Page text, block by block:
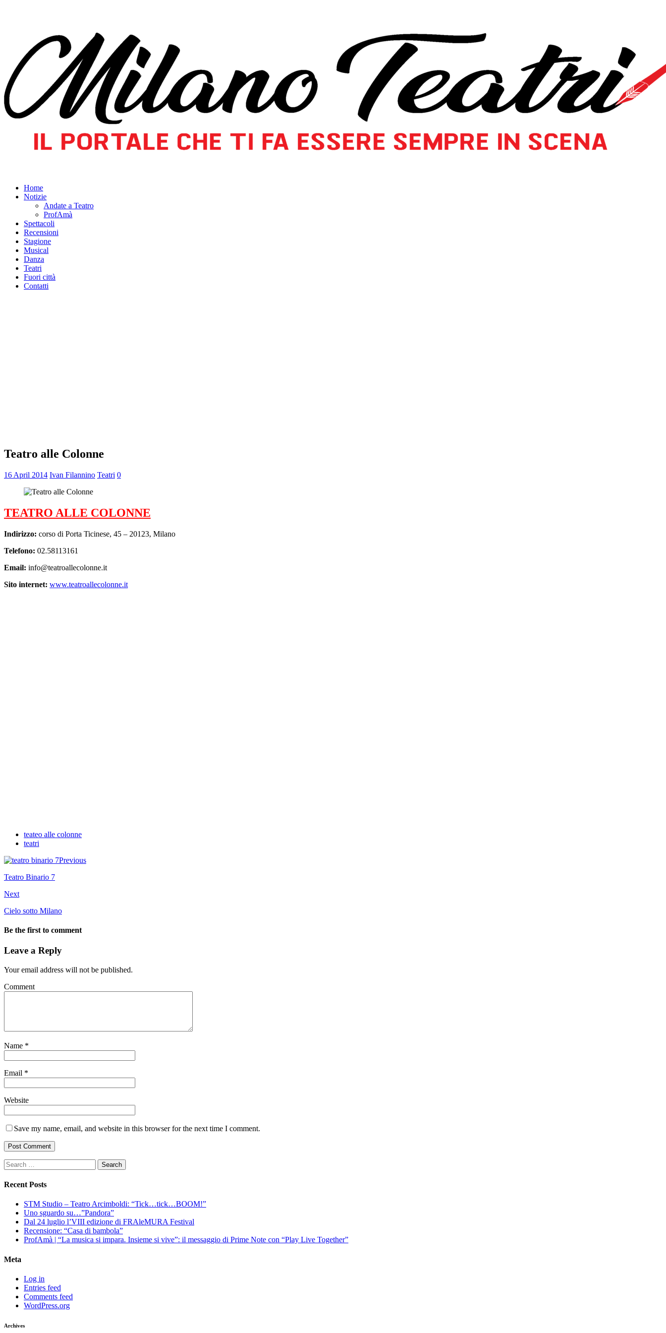
Home
Notizie
Andate a Teatro
ProfAmà
Spettacoli
Recensioni
Stagione
Musical
Danza
Teatri
Fuori città
Contatti
Teatro alle Colonne
16 April 2014 Ivan Filannino Teatri 0
TEATRO ALLE COLONNE
Indirizzo: corso di Porta Ticinese, 45 – 20123, Milano
Telefono: 02.58113161
Email: info@teatroallecolonne.it
Sito internet: www.teatroallecolonne.it
teateo alle colonne
teatri
Previous
Teatro Binario 7
Next
Cielo sotto Milano
Be the first to comment
Leave a Reply
Your email address will not be published.
Comment
Name *
Email *
Website
Save my name, email, and website in this browser for the next time I comment.
Search
for:
Recent Posts
STM Studio – Teatro Arcimboldi: “Tick…tick…BOOM!”
Uno sguardo su…”Pandora”
Dal 24 luglio l’VIII edizione di FRAleMURA Festival
Recensione: “Casa di bambola”
ProfAmà | “La musica si impara. Insieme si vive”: il messaggio di Prime Note con “Play Live Together”
Meta
Log in
Entries feed
Comments feed
WordPress.org
Archives